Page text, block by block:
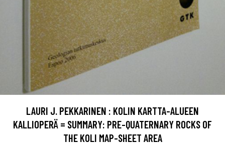
LAURI J. PEKKARINEN : KOLIN KARTTA-ALUEEN
KALLIOPERÄ = SUMMARY: PRE-QUATERNARY ROCKS OF
THE KOLI MAP-SHEET AREA